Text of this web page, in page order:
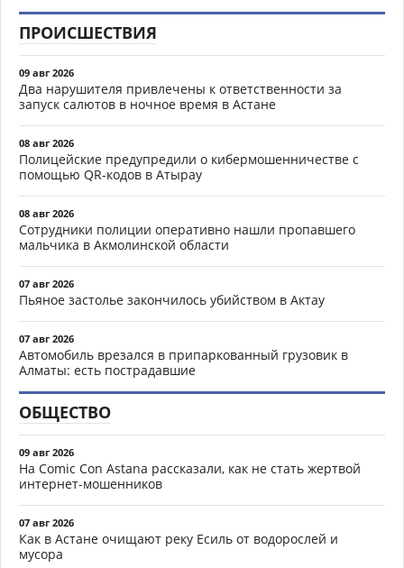
ПРОИСШЕСТВИЯ
09 авг 2026
Два нарушителя привлечены к ответственности за
запуск салютов в ночное время в Астане
08 авг 2026
Полицейские предупредили о кибермошенничестве с
помощью QR-кодов в Атырау
08 авг 2026
Сотрудники полиции оперативно нашли пропавшего
мальчика в Акмолинской области
07 авг 2026
Пьяное застолье закончилось убийством в Актау
07 авг 2026
Автомобиль врезался в припаркованный грузовик в
Алматы: есть пострадавшие
ОБЩЕСТВО
09 авг 2026
На Comic Con Astana рассказали, как не стать жертвой
интернет-мошенников
07 авг 2026
Как в Астане очищают реку Есиль от водорослей и
мусора